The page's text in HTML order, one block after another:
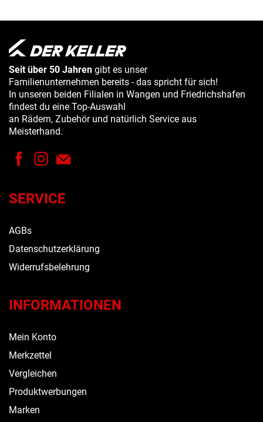
Seit über 50 Jahren gibt es unser
Familienunternehmen bereits - das spricht für sich!
In unseren beiden Filialen in Wangen und Friedrichshafen
findest du eine Top-Auswahl
an Rädern, Zubehör und natürlich Service aus
Meisterhand.
SERVICE
AGBs
Datenschutzerklärung
Widerrufsbelehrung
INFORMATIONEN
Mein Konto
Merkzettel
Vergleichen
Produktwerbungen
Marken